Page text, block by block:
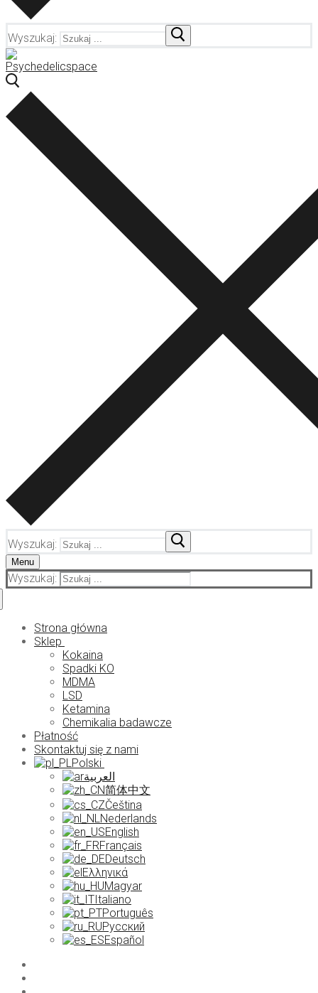
Wyszukaj:
Wyszukaj:
Menu
Wyszukaj:
Strona główna
Sklep
Kokaina
Spadki KO
MDMA
LSD
Ketamina
Chemikalia badawcze
Płatność
Skontaktuj się z nami
Polski
العربية
简体中文
Čeština
Nederlands
English
Français
Deutsch
Ελληνικά
Magyar
Italiano
Português
Русский
Español